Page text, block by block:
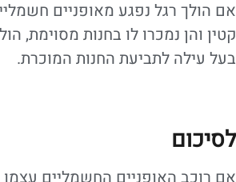
אם הולך רגל נפגע מאופניים
קטין והן נמכרו לו בחנות מסוימת,
בעל עילה לתביעת החנות המוכרת.
לסיכום